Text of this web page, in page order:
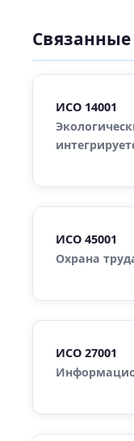
ИСО 14001
ИСО 45001
Охрана
ИСО 27001